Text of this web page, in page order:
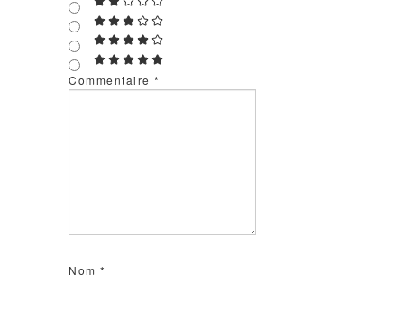
Commentaire*
Nom*